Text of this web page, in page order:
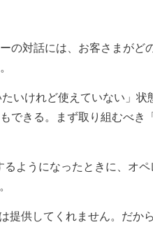
の対話には、お客さまがど
いけれど使えていない」
できる。まず取り組むべき
ようになったときに、オ
提供してくれません。だか